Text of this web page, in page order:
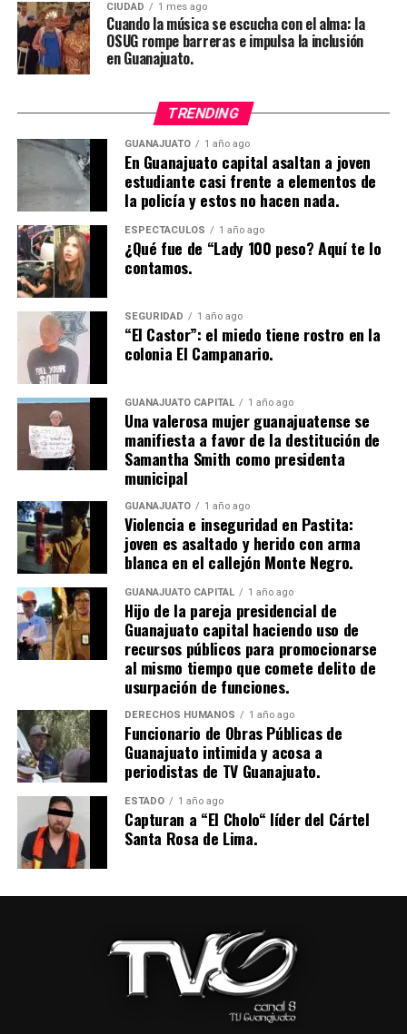
CIUDAD 1 mes ago
Cuando la música se escucha con el alma: la
OSUG rompe barreras e impulsa la inclusión
en Guanajuato.
TRENDING
GUANAJUATO 1 año ago
En Guanajuato capital asaltan a joven
estudiante casi frente a elementos de
la policía y estos no hacen nada.
ESPECTÁCULOS 1 año ago
¿Qué fue de “Lady 100 peso? Aquí te lo
contamos.
SEGURIDAD 1 año ago
“El Castor”: el miedo tiene rostro en la
colonia El Campanario.
GUANAJUATO CAPITAL 1 año ago
Una valerosa mujer guanajuatense se
manifiesta a favor de la destitución de
Samantha Smith como presidenta
municipal
GUANAJUATO 1 año ago
Violencia e inseguridad en Pastita:
joven es asaltado y herido con arma
blanca en el callejón Monte Negro.
GUANAJUATO CAPITAL 1 año ago
Hijo de la pareja presidencial de
Guanajuato capital haciendo uso de
recursos públicos para promocionarse
al mismo tiempo que comete delito de
usurpación de funciones.
DERECHOS HUMANOS 1 año ago
Funcionario de Obras Públicas de
Guanajuato intimida y acosa a
periodistas de TV Guanajuato.
ESTADO 1 año ago
Capturan a “El Cholo“ líder del Cártel
Santa Rosa de Lima.